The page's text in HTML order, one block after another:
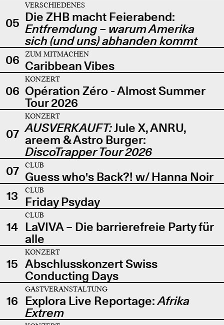
05
VERSCHIEDENES
Die ZHB macht Feierabend:
Entfremdung – warum Amerika
sich (und uns) abhanden kommt
06
ZUM MITMACHEN
Caribbean Vibes
06
KONZERT
Opération Zéro - Almost Summer
Tour 2026
07
KONZERT
AUSVERKAUFT:Jule X, ANRU,
areem & Astro Burger:
DiscoTrapper Tour 2026
07
CLUB
Guess who's Back?! w/ Hanna Noir
13
CLUB
Friday Psyday
14
CLUB
LaVIVA – Die barrierefreie Party für
alle
15
KONZERT
Abschlusskonzert Swiss
Conducting Days
16
GASTVERANSTALTUNG
Explora Live Reportage:Afrika
Extrem